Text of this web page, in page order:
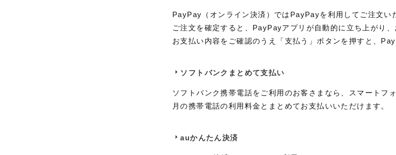
PayPay（オンライン決済）ではPayPayを利用してご注文い
ご注文を確定すると、PayPayアプリが自動的に立ち上がり、
お支払い内容をご確認のうえ「支払う」ボタンを押すと、
ソフトバンクまとめて支払い
ソフトバンク携帯電話をご利用のお客さまなら、スマートフ
月の携帯電話の利用料金とまとめてお支払いいただけます。
auかんたん決済